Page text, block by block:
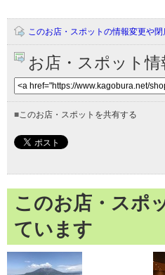
このお店・スポットの情報変更や
お店・スポット
■このお店・スポットを共有する
このお店・スポ
ています